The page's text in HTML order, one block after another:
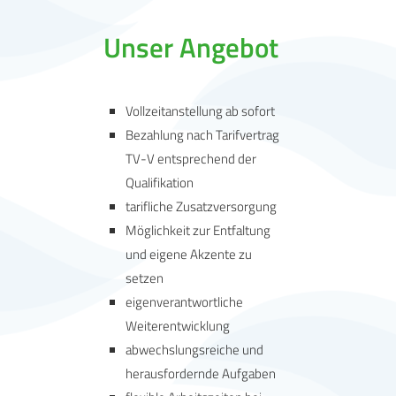
Unser Angebot
Vollzeitanstellung ab sofort
Bezahlung nach Tarifvertrag
TV-V entsprechend der
Qualifikation
tarifliche Zusatzversorgung
Möglichkeit zur Entfaltung
und eigene Akzente zu
setzen
eigenverantwortliche
Weiterentwicklung
abwechslungsreiche und
herausfordernde Aufgaben